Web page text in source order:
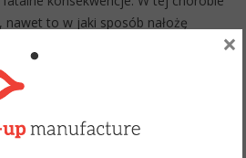
nawet to w jaki sposób nałożę
po wyjściu spod prysznica. Detale w
podobnie jak
które stosuję od wielu,
×